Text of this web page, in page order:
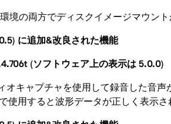
境の両方でディスクイメージマウン
に追加&改良された機能
(ソフトウェア上の表示は 5.0.0)
オキャプチャを使用して録音した音
で使用すると波形データが正しく表示